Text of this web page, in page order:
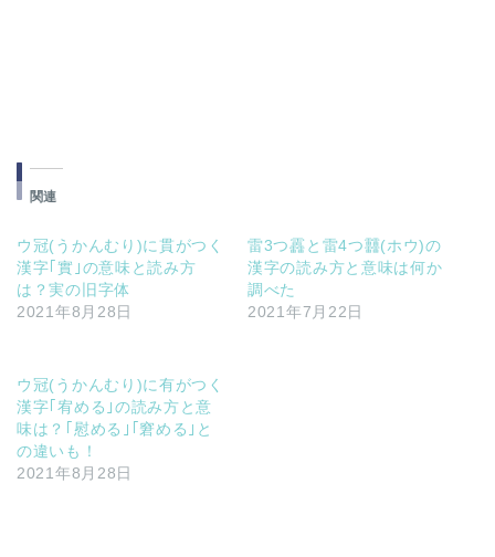
関連
ウ冠(うかんむり)に貫がつく
漢字｢實｣の意味と読み方
は？実の旧字体
2021年8月28日
雷3つ靐と雷4つ䨻(ホウ)の
漢字の読み方と意味は何か
調べた
2021年7月22日
ウ冠(うかんむり)に有がつく
漢字｢宥める｣の読み方と意
味は？｢慰める｣｢窘める｣と
の違いも！
2021年8月28日